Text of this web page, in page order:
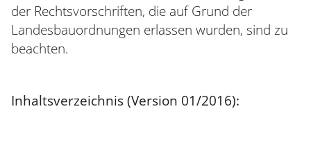
der Rechtsvorschriften, die auf Grund der
Landesbauordnungen erlassen wurden, sind zu
beachten.
Inhaltsverzeichnis (Version 01/2016):